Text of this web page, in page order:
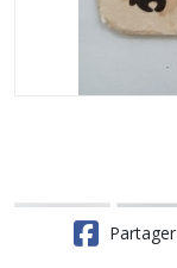
Partager